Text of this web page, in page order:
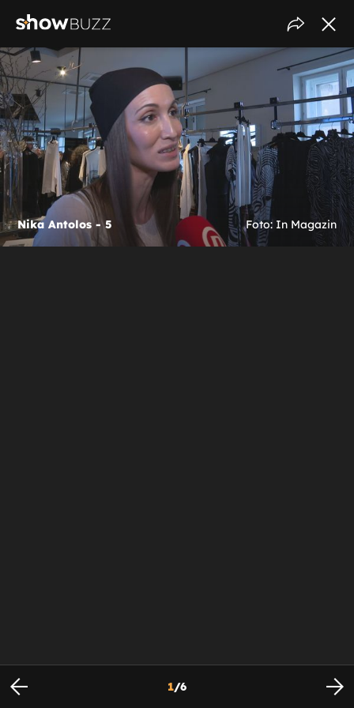
Nika Antolos - 5 Foto: In Magazin
1/6